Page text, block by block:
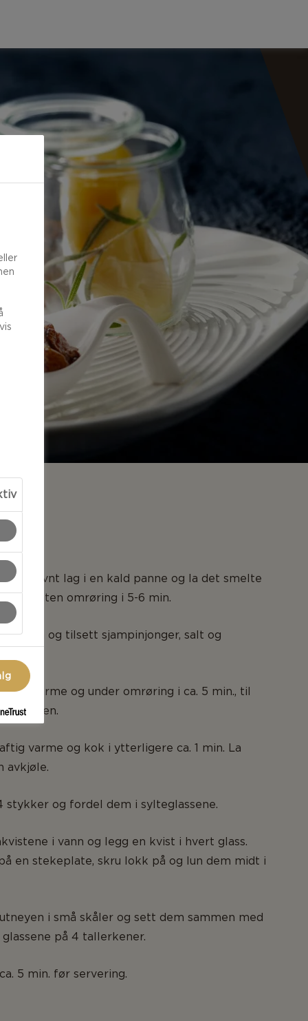
i et jevnt lag i en kald panne og la det smelte
og uten omrøring i 5-6 min.
og tilsett sjampinjonger, salt og
jevn varme og under omrøring i ca. 5 min., til
igen.
varme og kok i ytterligere ca. 1 min. La
avkjøle.
og fordel dem i sylteglassene.
i vann og legg en kvist i hvert glass.
en stekeplate, skru lokk på og lun dem midt i
i små skåler og sett dem sammen med
på 4 tallerkener.
5 min. før servering.